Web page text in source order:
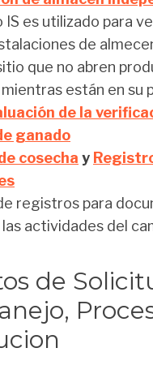
IS es utilizado para
de
que no abren
están en su
de la
ganado
cosecha y
registros para
actividades del
de